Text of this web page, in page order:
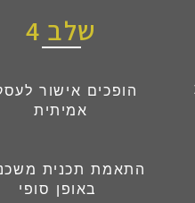
שלב 4
הופכים אישור
אמיתית
התאמת תכנית